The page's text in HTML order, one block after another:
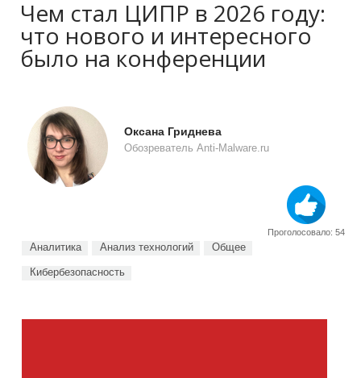
Чем стал ЦИПР в 2026 году:
что нового и интересного
было на конференции
Оксана Гриднева
Обозреватель Anti-Malware.ru
Проголосовало: 54
Аналитика Анализ технологий Общее
Кибербезопасность